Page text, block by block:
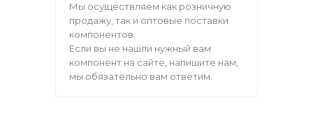
Мы осуществляем как розничную
продажу, так и оптовые поставки
компонентов.
Если вы не нашли нужный вам
компонент на сайте, напишите нам,
мы обязательно вам ответим.